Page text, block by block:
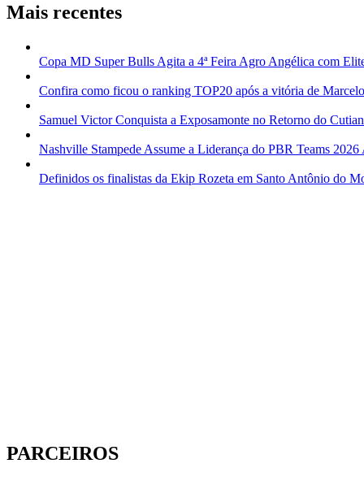
Mais recentes
Copa MD Super Bulls Agita a 4ª Feira Agro Angélica com
Confira como ficou o ranking TOP20 após a vitória de
Samuel Victor Conquista a Exposamonte no Retorno do
Nashville Stampede Assume a Liderança do PBR Teams
Definidos os finalistas da Ekip Rozeta em Santo Antônio do
PARCEIROS